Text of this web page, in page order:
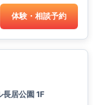
体験・相談予約
居公園 1F